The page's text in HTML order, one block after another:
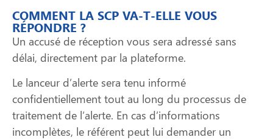
COMMENT LA SCP VA-T-ELLE VOUS
RÉPONDRE ?
Un accusé de réception vous sera adressé sans
délai, directement par la plateforme.
Le lanceur d’alerte sera tenu informé
confidentiellement tout au long du processus de
traitement de l’alerte. En cas d’informations
incomplètes, le référent peut lui demander un